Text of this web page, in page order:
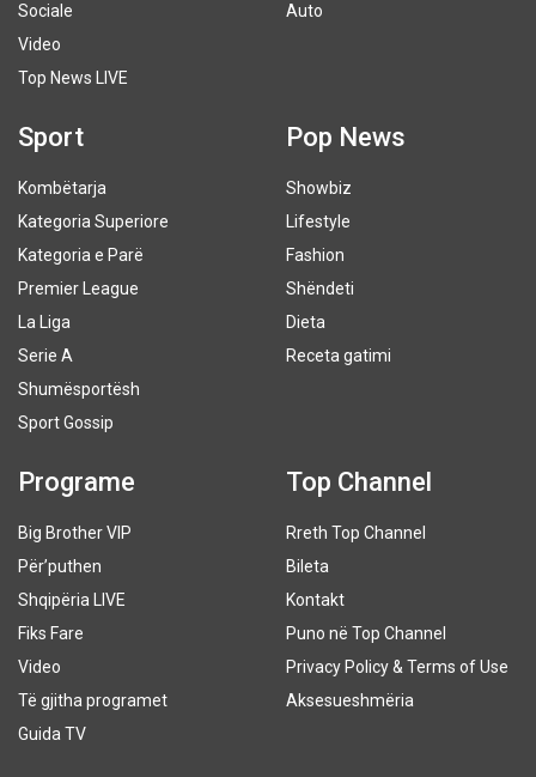
Sociale
Video
Top News LIVE
Auto
Sport
Kombëtarja
Kategoria Superiore
Kategoria e Parë
Premier League
La Liga
Serie A
Shumësportësh
Sport Gossip
Pop News
Showbiz
Lifestyle
Fashion
Shëndeti
Dieta
Receta gatimi
Programe
Big Brother VIP
Për’puthen
Shqipëria LIVE
Fiks Fare
Video
Të gjitha programet
Guida TV
Top Channel
Rreth Top Channel
Bileta
Kontakt
Puno në Top Channel
Privacy Policy & Terms of Use
Aksesueshmëria